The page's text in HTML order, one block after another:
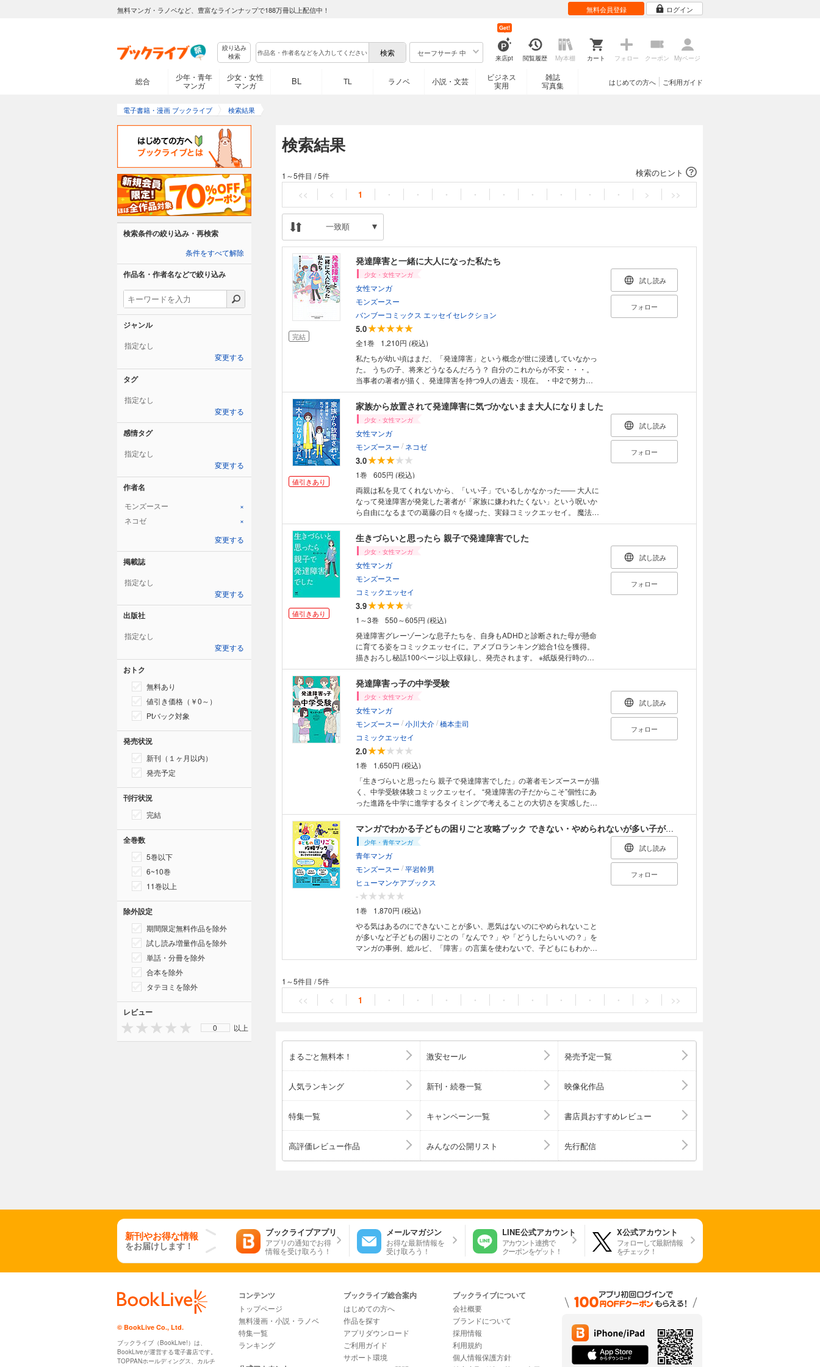
無料マンガ・ラノベなど、豊富なラインナップで188万冊以上配信中！ 無料会員登録 ログイン
絞り込み
検索
セーフサーチ 中
来店pt
Get!
閲覧履歴 My本棚 カート フォロー クーポン Myページ
総合
少年・青年
マンガ
少女・女性
マンガ
BL TL ラノベ 小説・文芸
ビジネス
実用
雑誌
写真集
ご利用ガイド
はじめての方へ
電子書籍・漫画 ブックライブ 検索結果
検索結果
検索のヒント
1～5件目 /5件
<< < 1 ・ ・ ・ ・ ・ ・ ・ ・ ・ > >>
一致順
完結
発達障害と一緒に大人になった私たち
少女・女性マンガ
女性マンガ
モンズースー
バンブーコミックス エッセイセレクション
5.0
全1巻
1,210円 (税込)
私たちが幼い頃はまだ、「発達障害」という概念が世に浸透していなかっ
た。 うちの子、将来どうなるんだろう？ 自分のこれからが不安・・・。
当事者の著者が描く、発達障害を持つ9人の過去・現在。 ・中2で努力を
やめた著者は・・・大人になり、通信制高校に入学 ・「困った子」と言わ
れ続けたよしこさんが・・・支援学校で子どもたちをサポート ・トラブル
メーカーだったたろうくんは・・・自分の特性を知り、母も驚きの人気者
に ・生きづらさを感じていたいくさんは・・・投薬によって、取り巻く世
界の変化を実感 知ることで見える未来。 今を生き、未来につなげるため
のヒント――。 ★単行本カバー下画像収録★
試し読み
フォロー
値引きあり
家族から放置されて発達障害に気づかないまま大人になりました
少女・女性マンガ
女性マンガ
モンズースー / ネコゼ
3.0
1巻
605円 (税込)
両親は私を見てくれないから、「いい子」でいるしかなかった―― 大人に
なって発達障害が発覚した著者が「家族に嫌われたくない」という呪いか
ら自由になるまでの葛藤の日々を綴った、実録コミックエッセイ。 魔法の
iらんど大賞2021コミック原作大賞 実話・エッセイ部門特別賞受賞作品。
試し読み
フォロー
値引きあり
生きづらいと思ったら 親子で発達障害でした
少女・女性マンガ
女性マンガ
モンズースー
コミックエッセイ
3.9
1～3巻
550～605円 (税込)
発達障害グレーゾーンな息子たちを、自身もADHDと診断された母が懸命
に育てる姿をコミックエッセイに。アメブロランキング総合1位を獲得。
描きおろし秘話100ページ以上収録し、発売されます。 ※紙版発行時の情
報です。
試し読み
フォロー
発達障害っ子の中学受験
少女・女性マンガ
女性マンガ
モンズースー /小川大介/橋本圭司
コミックエッセイ
2.0
1巻
1,650円 (税込)
「生きづらいと思ったら 親子で発達障害でした」の著者モンズースーが描
く、中学受験体験コミックエッセイ。 “発達障害の子だからこそ”個性にあ
った進路を中学に進学するタイミングで考えることの大切さを実感した著
者が、発達障害っ子の中学受験に挑んだ家庭を取材し、その体験談をコミ
ックにまとめました。 ひとりひとり異なる特性を持つ4人の子どもたちと
家族が、「受験を決意した理由」「塾選び」「学校選び」「勉強方法」
「発達障害の診断を受けるか（薬を服用して受験に臨むか）」「緊張の合
否」「受験した学校へ進学して感じたこと」などテーマごとに、向き合っ
た壁や大切にしたことなどを描きます。マンガの間には、医師の視点＆中
学受験専門家の視点で、親の不安を解決するコラムも充実。
試し読み
フォロー
マンガでわかる子どもの困りごと攻略ブック できない・やめられないが多い子がわかる解決法
少年・青年マンガ
青年マンガ
モンズースー /平岩幹男
ヒューマンケアブックス
-
1巻
1,870円 (税込)
やる気はあるのにできないことが多い、悪気はないのにやめられないこと
が多いなど子どもの困りごとの「なんで？」や「どうしたらいいの？」を
マンガの事例、総ルビ、「障害」の言葉を使わないで、子どもにもわかり
やすく、大人と一緒に学びやすくしました。
試し読み
フォロー
1～5件目 /5件
<< < 1 ・ ・ ・ ・ ・ ・ ・ ・ ・ > >>
まるごと無料本！ 激安セール 発売予定一覧
人気ランキング 新刊・続巻一覧 映像化作品
特集一覧 キャンペーン一覧 書店員おすすめレビュー
高評価レビュー作品 みんなの公開リスト 先行配信
検索条件の絞り込み・再検索
条件をすべて解除
作品名・作者名などで絞り込み
ジャンル
指定なし
変更する
タグ
指定なし
変更する
感情タグ
指定なし
変更する
作者名
モンズースー
×
ネコゼ
×
変更する
掲載誌
指定なし
変更する
出版社
指定なし
変更する
おトク
無料あり
値引き価格（￥0～）
Ptバック対象
発売状況
新刊（１ヶ月以内）
発売予定
刊行状況
完結
全巻数
5巻以下
6~10巻
11巻以上
除外設定
期間限定無料作品を除外
試し読み増量作品を除外
単話・分冊を除外
合本を除外
タテヨミを除外
レビュー
0 以上
新刊やお得な情報
をお届けします！
ブックライブアプリ
アプリの通知でお得
情報を受け取ろう！
メールマガジン
お得な最新情報を
受け取ろう！
LINE公式アカウント
アカウント連携で
クーポンをゲット！
X公式アカウント
フォローして最新情報
をチェック！
© BookLive Co., Ltd.
ブックライブ（BookLive!）は、
BookLiveが運営する電子書店です。
TOPPANホールディングス、カルチ
コンテンツ
トップページ
無料漫画・小説・ラノベ
特集一覧
ランキング
ブックライブ総合案内
はじめての方へ
作品を探す
アプリダウンロード
ご利用ガイド
サポート環境
ブックライブについて
会社概要
ブランドについて
採用情報
利用規約
個人情報保護方針